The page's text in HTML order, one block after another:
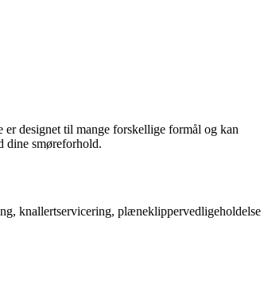
designet til mange forskellige formål og kan
dine smøreforhold.
knallertservicering, plæneklippervedligeholdelse